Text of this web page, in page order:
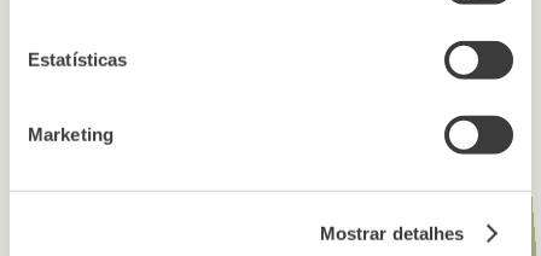
Estatísticas
Marketing
Mostrar detalhes